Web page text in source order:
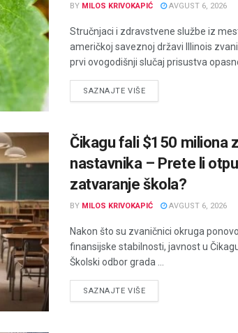
BY MILOS KRIVOKAPIĆ AVGUST 6, 2026
Stručnjaci i zdravstvene službe iz
američkoj saveznoj državi Illinois
prvi ovogodišnji slučaj prisustva
SAZNAJTE VIŠEDETAILS
Čikagu fali $150 miliona
nastavnika – Prete li
zatvaranje škola?
BY MILOS KRIVOKAPIĆ AVGUST 6, 2026
Nakon što su zvaničnici okruga
finansijske stabilnosti, javnost u
Školski odbor grada ...
SAZNAJTE VIŠEDETAILS